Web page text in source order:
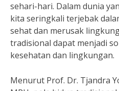
sehari-hari. Dalam dunia
kita seringkali terjebak
sehat dan merusak
tradisional dapat menjadi
kesehatan dan lingkungan.
Menurut Prof. Dr. Tjandra